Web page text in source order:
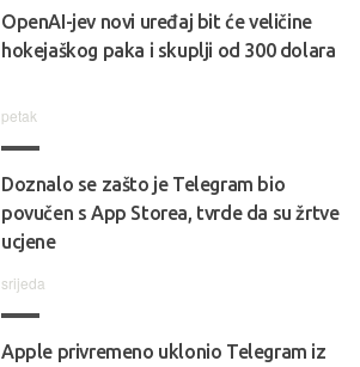
OpenAI-jev novi uređaj bit će veličine
hokejaškog paka i skuplji od 300 dolara
petak
Doznalo se zašto je Telegram bio
povučen s App Storea, tvrde da su žrtve
ucjene
srijeda
Apple privremeno uklonio Telegram iz